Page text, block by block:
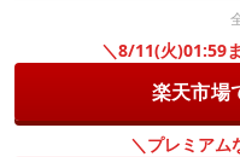
＼8/11(火)01:59
楽天市場
＼プレミアム